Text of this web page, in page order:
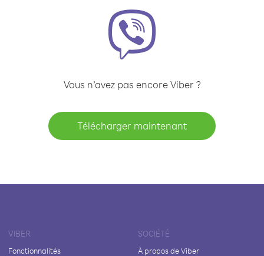
Vous n’avez pas encore Viber ?
Télécharger maintenant
VIBER
Fonctionnalités
SOCIÉTÉ
À propos de Viber